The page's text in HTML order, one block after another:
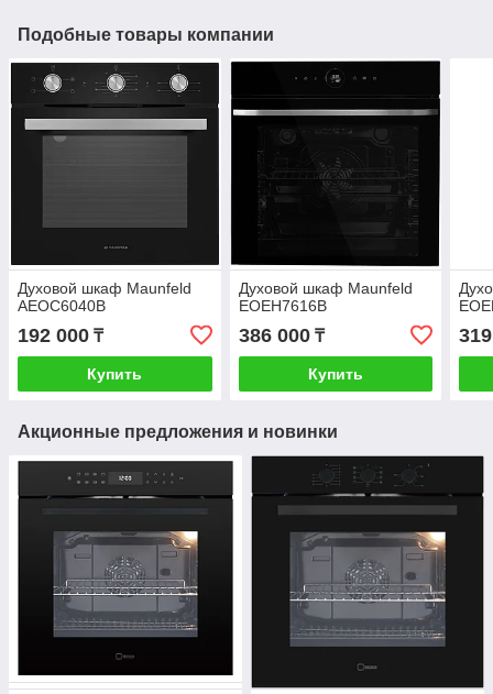
Подобные товары компании
Духовой шкаф Maunfeld
AEOC6040B
192 000 ₸
Купить
Духовой шкаф Maunfeld
EOEH7616B
386 000₸
Купить
Акционные предложения и новинки